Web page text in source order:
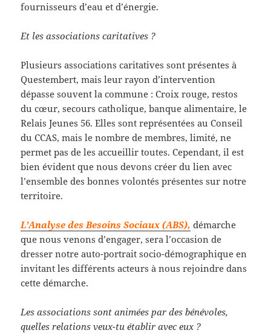
fournisseurs d’eau et d’énergie.
Et les associations caritatives ?
Plusieurs associations caritatives sont présentes à
Questembert, mais leur rayon d’intervention
dépasse souvent la commune : Croix rouge, restos
du cœur, secours catholique, banque alimentaire, le
Relais Jeunes 56. Elles sont représentées au Conseil
du CCAS, mais le nombre de membres, limité, ne
permet pas de les accueillir toutes. Cependant, il est
bien évident que nous devons créer du lien avec
l’ensemble des bonnes volontés présentes sur notre
territoire.
L’Analyse des Besoins Sociaux (ABS), démarche
que nous venons d’engager, sera l’occasion de
dresser notre auto-portrait socio-démographique en
invitant les différents acteurs à nous rejoindre dans
cette démarche.
Les associations sont animées par des bénévoles,
quelles relations veux-tu établir avec eux ?